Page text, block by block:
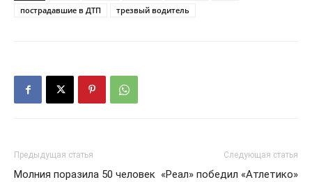
пострадавшие в ДТП
трезвый водитель
Предыдущая статья
Молния поразила 50 человек
Следующая статья
«Реал» победил «Атлетико»